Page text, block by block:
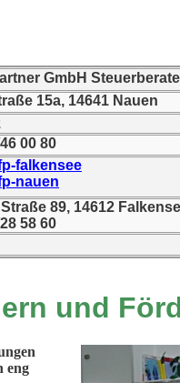
GmbH
15a, 14641 Nauen
00 80
falkensee
nauen
89, 14612
58 60
und
eng